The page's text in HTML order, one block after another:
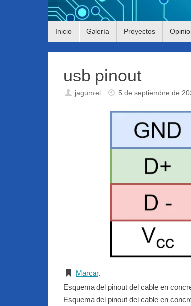
Inicio Galería Proyectos
usb pinout
jagumiel 5 de septiembre de
Marcar.
Esquema del pinout del cable en
Esquema del pinout del cable en